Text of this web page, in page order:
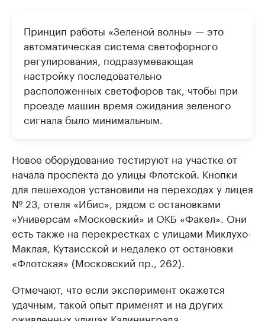
Принцип работы «Зеленой волны» — это
автоматическая система светофорного
регулирования, подразумевающая
настройку последовательно
расположенных светофоров так, чтобы при
проезде машин время ожидания зеленого
сигнала было минимальным.
Новое оборудование тестируют на участке от
начала проспекта до улицы Флотской. Кнопки
для пешеходов установили на переходах у лицея
№ 23, отеля «Ибис», рядом с остановками
«Универсам «Московский» и ОКБ «Факел». Они
есть также на перекрестках с улицами Миклухо-
Маклая, Кутаисской и недалеко от остановки
«Флотская» (Московский пр., 262).
Отмечают, что если эксперимент окажется
удачным, такой опыт применят и на других